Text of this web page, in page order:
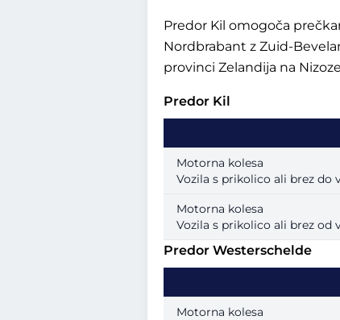
Predor Kil omogoča
Nordbrabant z Zuid-
provinci Zelandija na
Predor Kil
Motorna kolesa
Vozila s prikolico ali brez do
Motorna kolesa
Vozila s prikolico ali brez od
Predor Westerschelde
Motorna kolesa